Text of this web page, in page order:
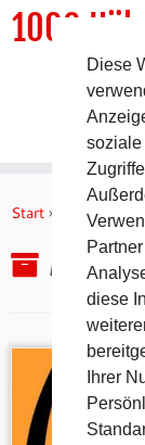
Inhalt
1000
DER
Start » 2016 »
Archiv
Diese
soziale
diese
Ihrer